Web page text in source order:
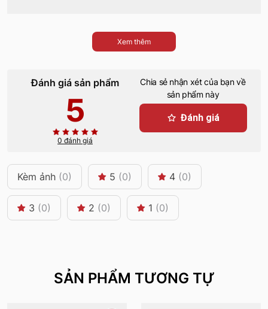
Xem thêm
Đánh giá sản phẩm
5
0 đánh giá
Chia sẻ nhận xét của bạn về
sản phẩm này
Đánh giá
Kèm ảnh (0) 5 (0) 4 (0)
3 (0) 2 (0) 1 (0)
SẢN PHẨM TƯƠNG TỰ